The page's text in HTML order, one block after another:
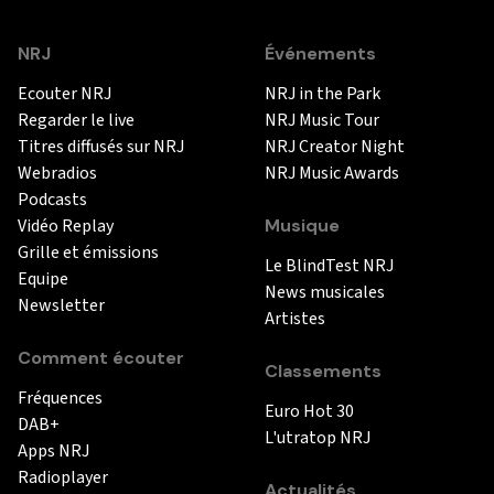
NRJ
Ecouter NRJ
Regarder le live
Titres diffusés sur NRJ
Webradios
Podcasts
Vidéo Replay
Grille et émissions
Equipe
Newsletter
Comment écouter
Fréquences
DAB+
Apps NRJ
Radioplayer
Événements
NRJ in the Park
NRJ Music Tour
NRJ Creator Night
NRJ Music Awards
Musique
Le BlindTest NRJ
News musicales
Artistes
Classements
Euro Hot 30
L'utratop NRJ